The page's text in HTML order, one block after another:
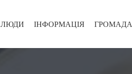
ЛЮДИ ІНФОРМАЦІЯ ГРОМАДА